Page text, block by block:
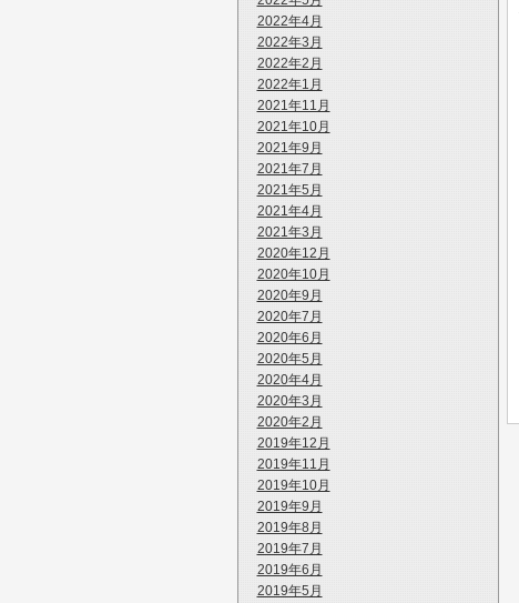
2022年4月
2022年3月
2022年2月
2022年1月
2021年11月
2021年10月
2021年9月
2021年7月
2021年5月
2021年4月
2021年3月
2020年12月
2020年10月
2020年9月
2020年7月
2020年6月
2020年5月
2020年4月
2020年3月
2020年2月
2019年12月
2019年11月
2019年10月
2019年9月
2019年8月
2019年7月
2019年6月
2019年5月